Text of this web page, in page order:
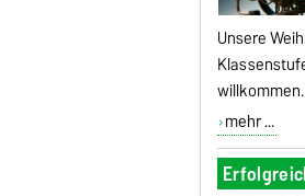
Unsere
willkommen.
mehr ...